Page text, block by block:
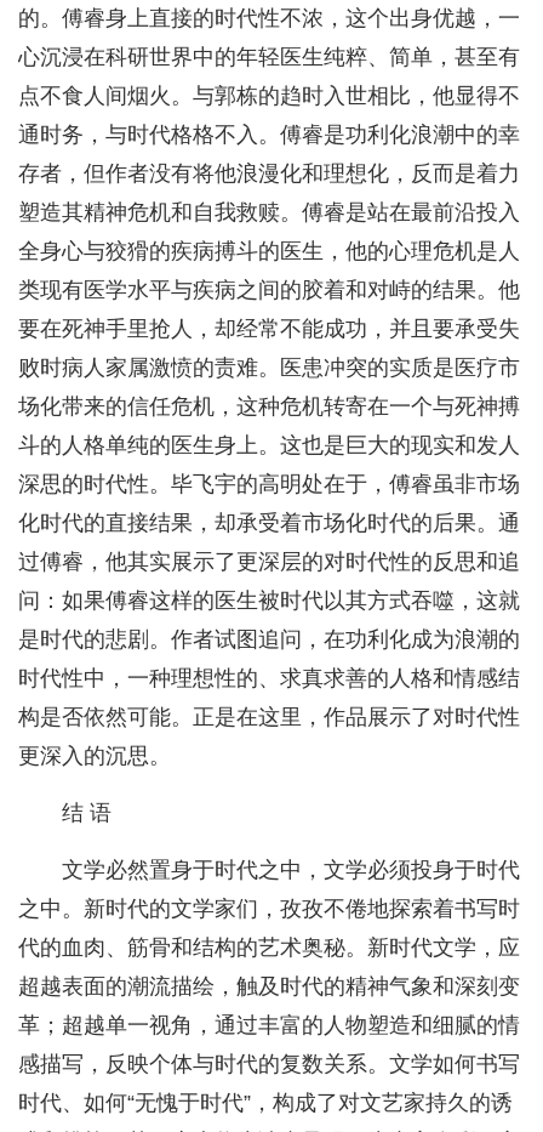
的。傅睿身上直接的时代性不浓，这个出身优越，一
心沉浸在科研世界中的年轻医生纯粹、简单，甚至有
点不食人间烟火。与郭栋的趋时入世相比，他显得不
通时务，与时代格格不入。傅睿是功利化浪潮中的幸
存者，但作者没有将他浪漫化和理想化，反而是着力
塑造其精神危机和自我救赎。傅睿是站在最前沿投入
全身心与狡猾的疾病搏斗的医生，他的心理危机是人
类现有医学水平与疾病之间的胶着和对峙的结果。他
要在死神手里抢人，却经常不能成功，并且要承受失
败时病人家属激愤的责难。医患冲突的实质是医疗市
场化带来的信任危机，这种危机转寄在一个与死神搏
斗的人格单纯的医生身上。这也是巨大的现实和发人
深思的时代性。毕飞宇的高明处在于，傅睿虽非市场
化时代的直接结果，却承受着市场化时代的后果。通
过傅睿，他其实展示了更深层的对时代性的反思和追
问：如果傅睿这样的医生被时代以其方式吞噬，这就
是时代的悲剧。作者试图追问，在功利化成为浪潮的
时代性中，一种理想性的、求真求善的人格和情感结
构是否依然可能。正是在这里，作品展示了对时代性
更深入的沉思。
结 语
文学必然置身于时代之中，文学必须投身于时代
之中。新时代的文学家们，孜孜不倦地探索着书写时
代的血肉、筋骨和结构的艺术奥秘。新时代文学，应
超越表面的潮流描绘，触及时代的精神气象和深刻变
革；超越单一视角，通过丰富的人物塑造和细腻的情
感描写，反映个体与时代的复数关系。文学如何书写
时代、如何“无愧于时代”，构成了对文艺家持久的诱